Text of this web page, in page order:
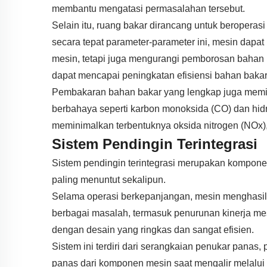
membantu mengatasi permasalahan tersebut.
Selain itu, ruang bakar dirancang untuk
secara tepat parameter-parameter ini, mesin
mesin, tetapi juga mengurangi pemborosan
dapat mencapai peningkatan efisiensi bahan
Pembakaran bahan bakar yang lengkap juga
berbahaya seperti karbon monoksida (CO) dan
meminimalkan terbentuknya oksida nitrogen
Sistem Pendingin Terintegrasi
Sistem pendingin terintegrasi merupakan
paling menuntut sekalipun.
Selama operasi berkepanjangan, mesin
berbagai masalah, termasuk penurunan kinerja
dengan desain yang ringkas dan sangat efisien.
Sistem ini terdiri dari serangkaian penukar
panas dari komponen mesin saat mengalir